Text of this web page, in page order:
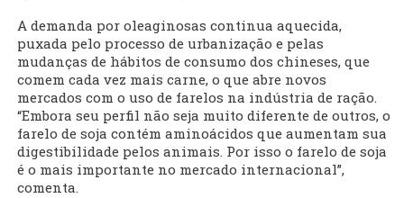
A demanda por oleaginosas continua aquecida,
puxada pelo processo de urbanização e pelas
mudanças de hábitos de consumo dos chineses, que
comem cada vez mais carne, o que abre novos
mercados com o uso de farelos na indústria de ração.
“Embora seu perfil não seja muito diferente de outros, o
farelo de soja contém aminoácidos que aumentam sua
digestibilidade pelos animais. Por isso o farelo de soja
é o mais importante no mercado internacional”,
comenta.